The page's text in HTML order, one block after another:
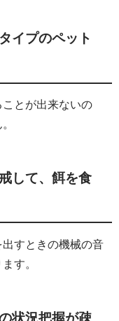
イプのペット
とが出来ないの
して、餌を食
すときの機械の音
す。
状況把握が疎